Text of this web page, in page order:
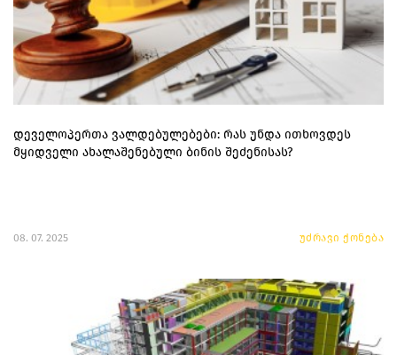
დეველოპერთა ვალდებულებები: რას უნდა ითხოვდეს
მყიდველი ახალაშენებული ბინის შეძენისას?
08. 07. 2025 უძრავი ქონება